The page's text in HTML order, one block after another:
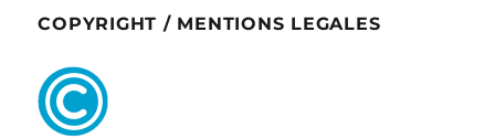
COPYRIGHT / MENTIONS LEGALES